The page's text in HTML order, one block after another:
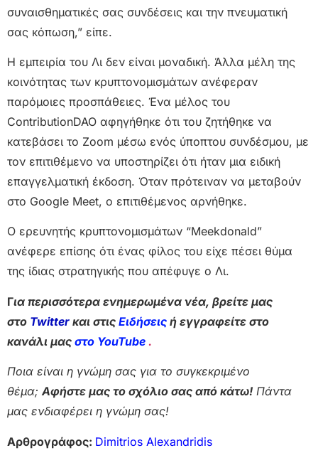
συναισθηματικές σας συνδέσεις και την πνευματική
σας κόπωση,” είπε.
Η εμπειρία του Λι δεν είναι μοναδική. Άλλα μέλη της
κοινότητας των κρυπτονομισμάτων ανέφεραν
παρόμοιες προσπάθειες. Ένα μέλος του
ContributionDAO αφηγήθηκε ότι του ζητήθηκε να
κατεβάσει το Zoom μέσω ενός ύποπτου συνδέσμου, με
τον επιτιθέμενο να υποστηρίζει ότι ήταν μια ειδική
επαγγελματική έκδοση. Όταν πρότειναν να μεταβούν
στο Google Meet, ο επιτιθέμενος αρνήθηκε.
Ο ερευνητής κρυπτονομισμάτων “Meekdonald”
ανέφερε επίσης ότι ένας φίλος του είχε πέσει θύμα
της ίδιας στρατηγικής που απέφυγε ο Λι.
Για περισσότερα ενημερωμένα νέα, βρείτε μας
στο Twitter και στις Ειδήσεις ή εγγραφείτε στο
κανάλι μας στο YouTube .
Ποια είναι η γνώμη σας για το συγκεκριμένο
θέμα;Αφήστε μας το σχόλιο σας από κάτω! Πάντα
μας ενδιαφέρει η γνώμη σας!
Αρθρογράφος: Dimitrios Alexandridis